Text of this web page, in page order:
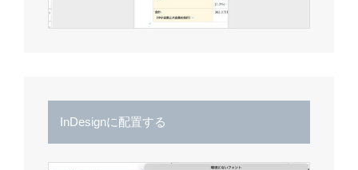
InDesignに配置する